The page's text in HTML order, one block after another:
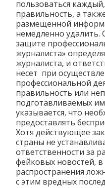
пользоваться
правильность, а
размещенной
немедленно удалить.
защите
журналиста»
журналиста, и
несет при
профессиональной
правильность или
подготавливаемых
указывается, что
предоставлять
Хотя действующее
страны не
ответственности за
фейковых новостей,
распространения
с этим вредных